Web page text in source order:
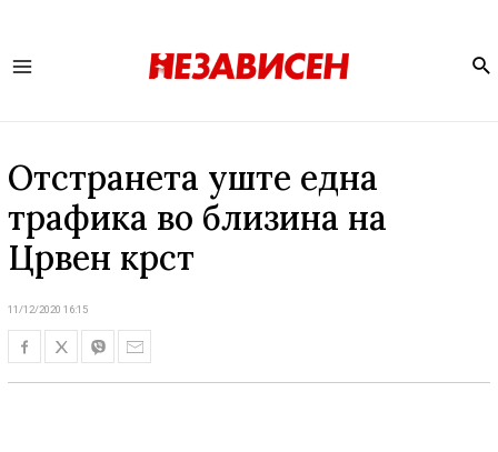
Отстранета уште една
трафика во близина на
Црвен крст
11/12/2020 16:15